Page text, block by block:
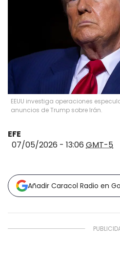
EEUU investiga operaciones
anuncios de Trump sobre Irán.
EFE
07/05/2026 - 13:06 GMT-5
Añadir Caracol Radio en